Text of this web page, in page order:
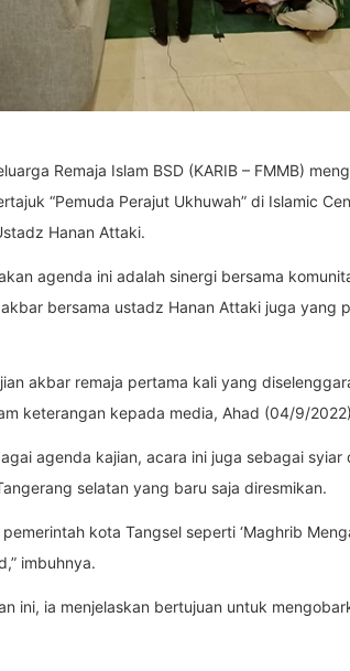
Remaja Islam BSD (KARIB – FMMB)
“Pemuda Perajut Ukhuwah” di Islamic
Hanan Attaki.
agenda ini adalah sinergi bersama
bersama ustadz Hanan Attaki juga yang
akbar remaja pertama kali yang
keterangan kepada media, Ahad (04/9/
agenda kajian, acara ini juga sebagai syiar
selatan yang baru saja diresmikan.
kota Tangsel seperti ‘Maghrib
imbuhnya.
ini, ia menjelaskan bertujuan untuk